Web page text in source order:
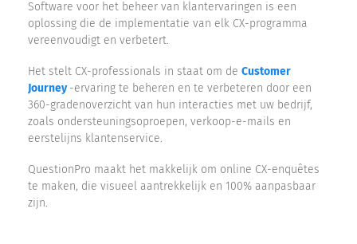
Software voor het beheer van klantervaringen is een
oplossing die de implementatie van elk CX-programma
vereenvoudigt en verbetert.
Het stelt CX-professionals in staat om de Customer
Journey-ervaring te beheren en te verbeteren door een
360-gradenoverzicht van hun interacties met uw bedrijf,
zoals ondersteuningsoproepen, verkoop-e-mails en
eerstelijns klantenservice.
QuestionPro maakt het makkelijk om online CX-enquêtes
te maken, die visueel aantrekkelijk en 100% aanpasbaar
zijn.